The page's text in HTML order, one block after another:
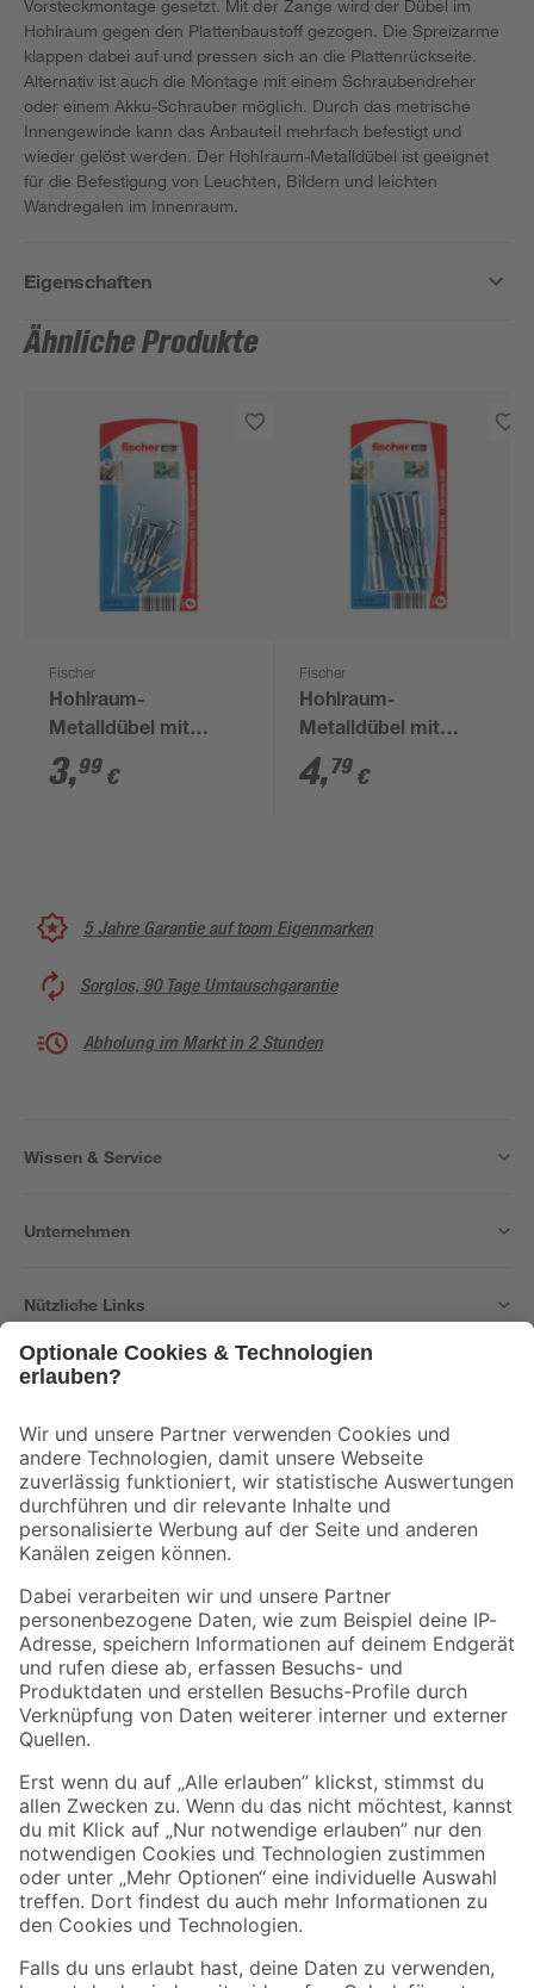
Vorsteckmontage gesetzt. Mit der Zange wird der Dübel im
Hohlraum gegen den Plattenbaustoff gezogen. Die Spreizarme
klappen dabei auf und pressen sich an die Plattenrückseite.
Alternativ ist auch die Montage mit einem Schraubendreher
oder einem Akku-Schrauber möglich. Durch das metrische
Innengewinde kann das Anbauteil mehrfach befestigt und
wieder gelöst werden. Der Hohlraum-Metalldübel ist geeignet
für die Befestigung von Leuchten, Bildern und leichten
Wandregalen im Innenraum.
Eigenschaften
Ähnliche Produkte
Fischer
Hohlraum-
Metalldübel mit
Schrauben 'HM SK' Ø
5 x 37 mm, 8-teilig
3,99 €
Fischer
Hohlraum-
Metalldübel mit
Schrauben 'HM SK' Ø
5 x 65 mm, 8-teilig
4,79 €
5 Jahre Garantie auf toom Eigenmarken
Sorglos, 90 Tage Umtauschgarantie
Abholung im Markt in 2 Stunden
Wissen & Service
Unternehmen
Nützliche Links
Der toom Newsletter: Keine Angebote und Aktionen mehr verpassen!
Zur Newsletter Anmeldung
Folge uns
Zahlungsarten Versandarten
Sicher einkaufen
Jetzt die toom-App herunterladen